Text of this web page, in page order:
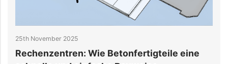
25th November 2025
Rechenzentren: Wie Betonfertigteile eine